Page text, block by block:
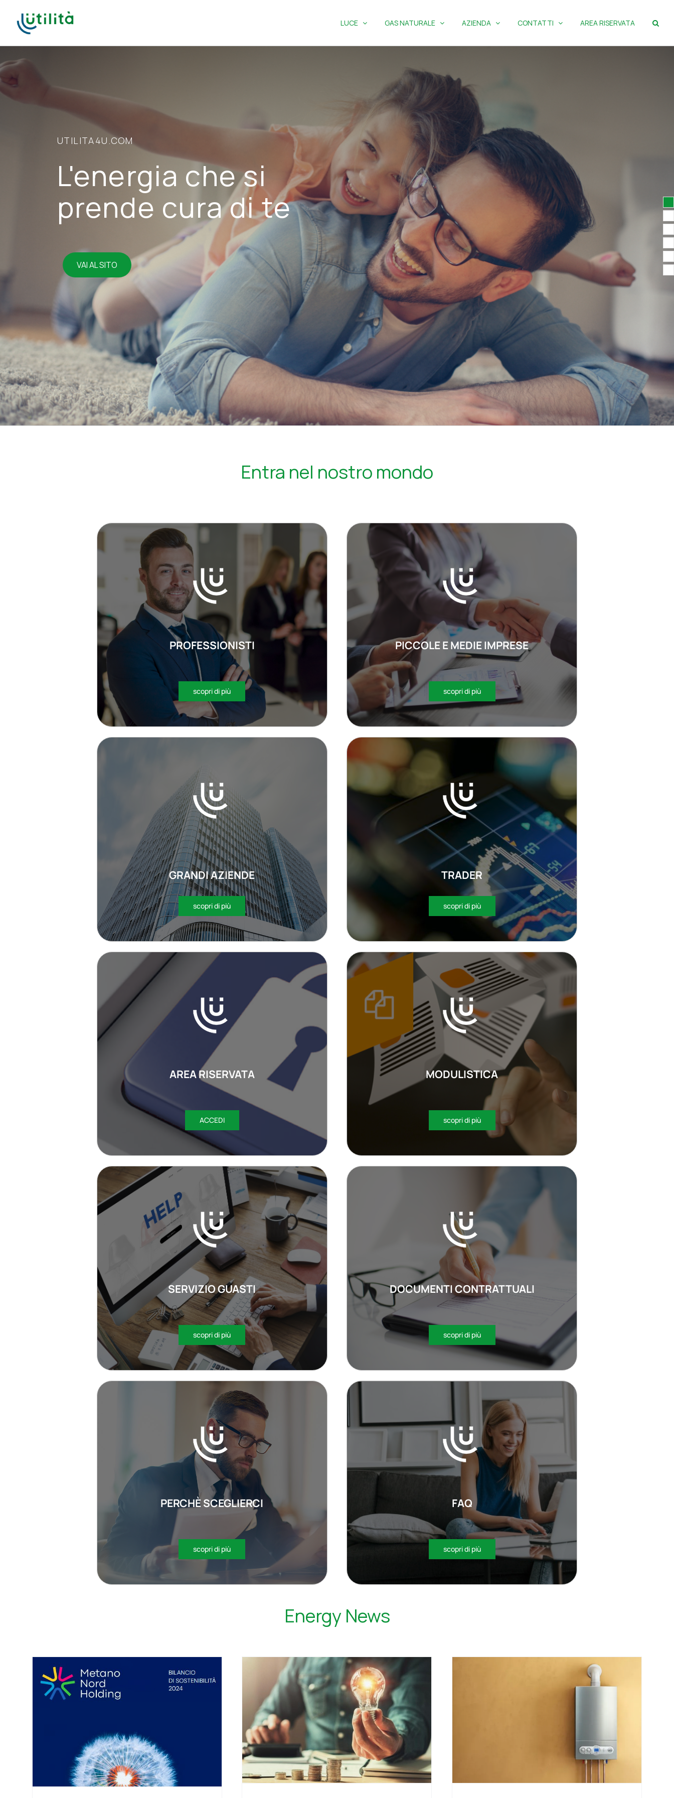
contenuto
LUCE GAS NATURALE AZIENDA CONTATTI AREA RISERVATA
L'energia che si
prende cura di te
VAI AL SITO
UTILITA4U.COM
Entra nel nostro mondo
PROFESSIONISTI
scopri di più
PICCOLE E MEDIE IMPRESE
scopri di più
GRANDI AZIENDE
scopri di più
TRADER
scopri di più
AREA RISERVATA
ACCEDI
MODULISTICA
scopri di più
SERVIZIO GUASTI
scopri di più
DOCUMENTI CONTRATTUALI
scopri di più
PERCHÈ SCEGLIERCI
scopri di più
FAQ
scopri di più
Energy News
denaro)
Caldaia: i nostri consigli per una
corretta manutenzione e per il
controllo dell’efficienza
energetica.